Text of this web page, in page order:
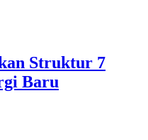
Struktur 7
Baru